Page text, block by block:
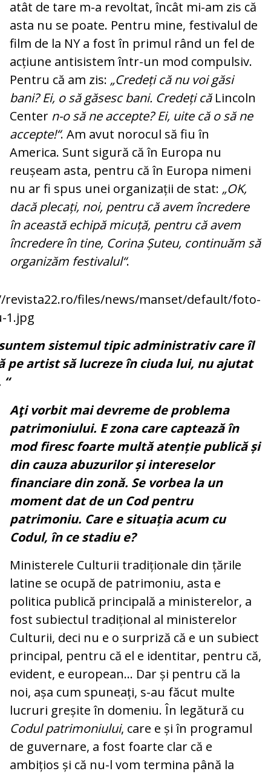
atât de tare m-a revoltat, încât mi-am zis că
asta nu se poate. Pentru mine, festivalul de
film de la NY a fost în primul rând un fel de
acțiune antisistem într-un mod compulsiv.
Pentru că am zis: „Credeți că nu voi găsi
bani? Ei, o să găsesc bani. Credeți căLincoln
Center n-o să ne accepte? Ei, uite că o să ne
accepte!“. Am avut norocul să fiu în
America. Sunt sigură că în Europa nu
reușeam asta, pentru că în Europa nimeni
nu ar fi spus unei organizații de stat: „OK,
dacă plecați, noi, pentru că avem încredere
în această echipă micuță, pentru că avem
încredere în tine, Corina Șuteu, continuăm să
organizăm festivalul“.
sistemul tipic administrativ care îl
pe artist să lucreze în ciuda lui, nu ajutat
Aţi vorbit mai devreme de problema
patrimoniului. E zona care captează în
mod firesc foarte multă atenție publică și
din cauza abuzurilor și intereselor
financiare din zonă. Se vorbea la un
moment dat de un Cod pentru
patrimoniu. Care e situația acum cu
Codul, în ce stadiu e?
Ministerele Culturii tradiționale din țările
latine se ocupă de patrimoniu, asta e
politica publică principală a ministerelor, a
fost subiectul tradițional al ministerelor
Culturii, deci nu e o surpriză că e un subiect
principal, pentru că el e identitar, pentru că,
evident, e european... Dar și pentru că la
noi, așa cum spuneați, s-au făcut multe
lucruri greșite în domeniu. În legătură cu
Codul patrimoniului, care e și în programul
de guvernare, a fost foarte clar că e
ambițios și că nu-l vom termina până la